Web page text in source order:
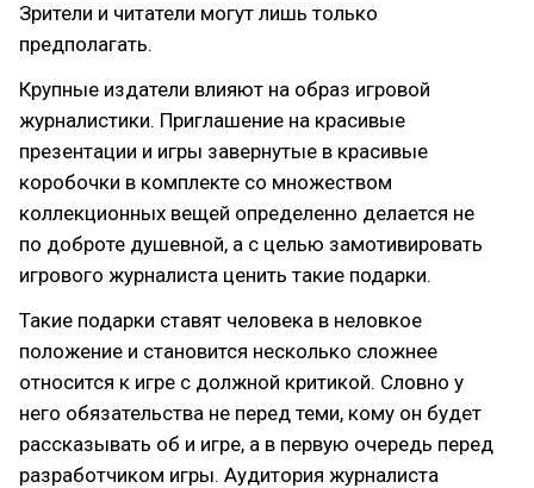
Зрители и читатели могут лишь только
предполагать.
Крупные издатели влияют на образ игровой
журналистики. Приглашение на красивые
презентации и игры завернутые в красивые
коробочки в комплекте со множеством
коллекционных вещей определенно делается не
по доброте душевной, а с целью замотивировать
игрового журналиста ценить такие подарки.
Такие подарки ставят человека в неловкое
положение и становится несколько сложнее
относится к игре с должной критикой. Словно у
него обязательства не перед теми, кому он будет
рассказывать об и игре, а в первую очередь перед
разработчиком игры. Аудитория журналиста